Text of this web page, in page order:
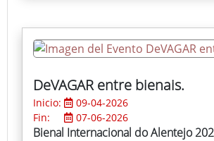
Ayuntamiento o en la propia pista el
DeVAGAR entre bienais.
Inicio:
09-04-2026
Fin:
07-06-2026
Bienal Internacional do Alentejo